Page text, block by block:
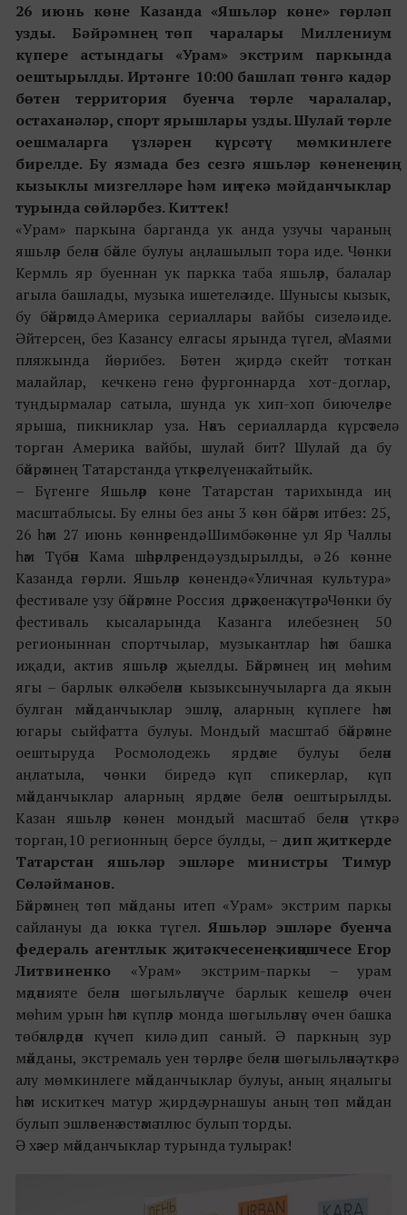
26 июнь көне Казанда «Яшьләр көне» гөрләп
узды. Бәйрәмнең төп чаралары Миллениум
күпере астындагы «Урам» экстрим паркында
оештырылды. Иртәнге 10:00 башлап төнгә кадәр
бөтен территория буенча төрле чаралалар,
остаханәләр, спорт ярышлары узды. Шулай төрле
оешмаларга үзләрен күрсәтү мөмкинлеге
бирелде. Бу язмада без сезгә яшьләр көненең иң
кызыклы мизгелләре һәм иң текә мәйданчыклар
турында сөйләрбез. Киттек!
«Урам» паркына барганда ук анда узучы чараның
яшьләр белән бәйле булуы аңлашылып тора иде. Чөнки
Кермль яр буеннан ук паркка таба яшьләр, балалар
агыла башлады, музыка ишетелә иде. Шунысы кызык,
бу бәйрәмдә Америка сериаллары вайбы сизелә иде.
Әйтерсең, без Казансу елгасы ярында түгел, ә Маями
пляжында йөрибез. Бөтен җирдә скейт тоткан
малайлар, кечкенә генә фургоннарда хот-доглар,
туңдырмалар сатыла, шунда ук хип-хоп биючеләре
ярыша, пикниклар уза. Нәкъ сериалларда күрсәтелә
торган Америка вайбы, шулай бит? Шулай да бу
бәйрәмнең Татарстанда үткәрелүенә кайтыйк.
– Бүгенге Яшьләр көне Татарстан тарихында иң
масштаблысы. Бу елны без аны 3 көн бәйрәм итәбез: 25,
26 һәм 27 июнь көннәрендә. Шимбә көнне ул Яр Чаллы
һәм Түбән Кама шәһәрләрендә уздырылды, ә 26 көнне
Казанда гөрли. Яшьләр көнендә «Уличная культура»
фестивале узу бәйрәмне Россия дәрәҗәсенә күтәрә. Чөнки бу
фестиваль кысаларында Казанга илебезнең 50
регионыннан спортчылар, музыкантлар һәм башка
иҗади, актив яшьләр җыелды. Бәйрәмнең иң мөһим
ягы – барлык өлкә белән кызыксынучыларга да якын
булган мәйданчыклар эшләү, аларның күплеге һәм
югары сыйфатта булуы. Мондый масштаб бәйрәмне
оештыруда Росмолодежь ярдәме булуы белән
аңлатыла, чөнки биредә күп спикерлар, күп
мәйданчыклар аларның ярдәме белән оештырылды.
Казан яшьләр көнен мондый масштаб белән үткәрә
торган,10 регионның берсе булды, – дип җиткерде
Татарстан яшьләр эшләре министры Тимур
Сөләйманов.
Бәйрәмнең төп мәйданы итеп «Урам» экстрим паркы
сайлануы да юкка түгел.Яшьләр эшләре буенча
федераль агентлык җитәкчесенең киңәшчесе Егор
Литвиненко «Урам» экстрим-паркы – урам
мәдәнияте белән шөгыльләнүче барлык кешеләр өчен
мөһим урын һәм күпләр монда шөгыльләнү өчен башка
төбәкләрдән күчеп килә дип саный. Ә паркның зур
мәйданы, экстремаль уен төрләре белән шөгыльләнә үткәрә
алу мөмкинлеге мәйданчыклар булуы, аның яңалыгы
һәм искиткеч матур җирдә урнашуы аның төп мәйдан
булып эшләвенә өстәмә плюс булып торды.
Ә хәзер мәйданчыклар турында тулырак!